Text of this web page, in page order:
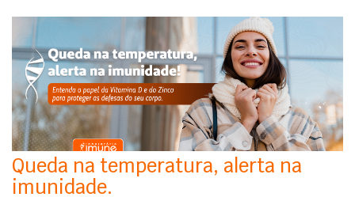
Queda na temperatura, alerta na
imunidade.